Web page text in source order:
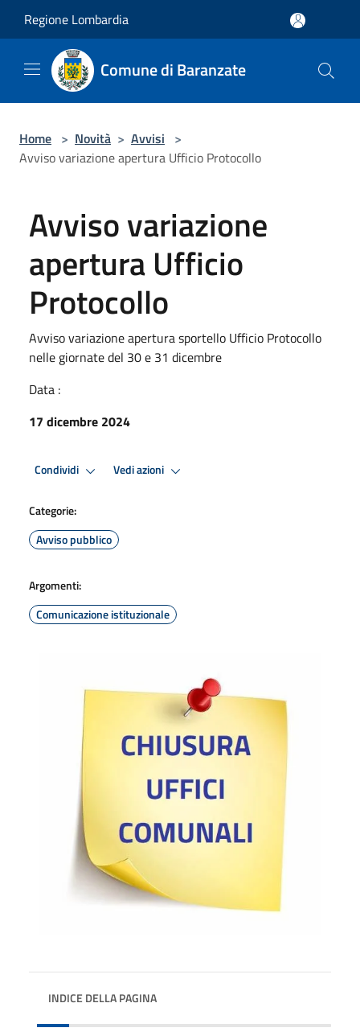
Regione Lombardia
Comune di Baranzate
Home > Novità > Avvisi >
Avviso variazione apertura Ufficio Protocollo
Avviso variazione
apertura Ufficio
Protocollo
Avviso variazione apertura sportello Ufficio Protocollo
nelle giornate del 30 e 31 dicembre
Data :
17 dicembre 2024
Condividi Vedi azioni
Categorie:
Avviso pubblico
Argomenti:
Comunicazione istituzionale
INDICE DELLA PAGINA